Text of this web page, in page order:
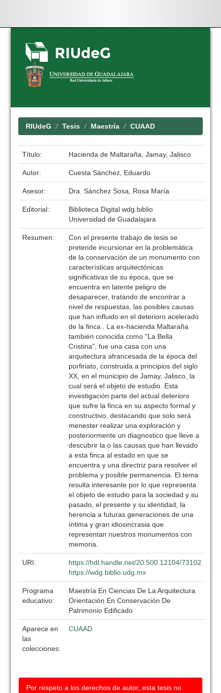
Skip
navigation
RIUdeG Tesis Maestría CUAAD
Título: Hacienda de Maltaraña, Jamay, Jalisco
Autor: Cuesta Sánchez, Eduardo
Asesor: Dra. Sánchez Sosa, Rosa María
Editorial:
Biblioteca Digital wdg.biblio
Universidad de Guadalajara
Resumen:
Con el presente trabajo de tesis se
pretende incursionar en la problemática
de la conservación de un monumento con
características arquitectónicas
significativas de su época, que se
encuentra en latente peligro de
desaparecer, tratando de encontrar a
nivel de respuestas, las posibles causas
que han influido en el deterioro acelerado
de la finca . La ex-hacienda Maltaraña
también conocida como "La Bella
Cristina", fue una casa con una
arquitectura afrancesada de la época del
porfiriato, construida a principios del siglo
XX, en el municipio de Jamay, Jalisco, la
cual será el objeto de estudio. Esta
investigación parte del actual deterioro
que sufre la finca en su aspecto formal y
constructivo, destacando que solo será
menester realizar una exploración y
posteriormente un diagnostico que lleve a
descubrir la o las causas que han llevado
a esta finca al estado en que se
encuentra y una directriz para resolver el
problema y posible permanencia. El tema
resulta interesante por lo que representa
el objeto de estudio para la sociedad y su
pasado, el presente y su identidad, la
herencia a futuras generaciones de una
íntima y gran idiosincrasia que
representan nuestros monumentos con
memoria.
URI:
https://hdl.handle.net/20.500.12104/73102
https://wdg.biblio.udg.mx
Programa
educativo:
Maestría En Ciencias De La Arquitectura
Orientación En Conservación De
Patrimonio Edificado
Aparece en
las
colecciones:
CUAAD
Por respeto a los derechos de autor, esta tesis no